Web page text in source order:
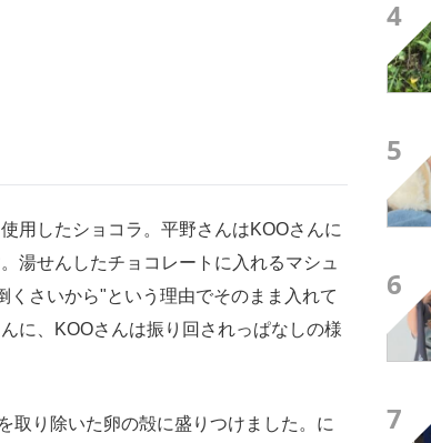
用したショコラ。平野さんはKOOさんに
湯せんしたチョコレートに入れるマシュ
さいから"という理由でそのまま入れて
に、KOOさんは振り回されっぱなしの様
り除いた卵の殻に盛りつけました。に
4
5
6
7